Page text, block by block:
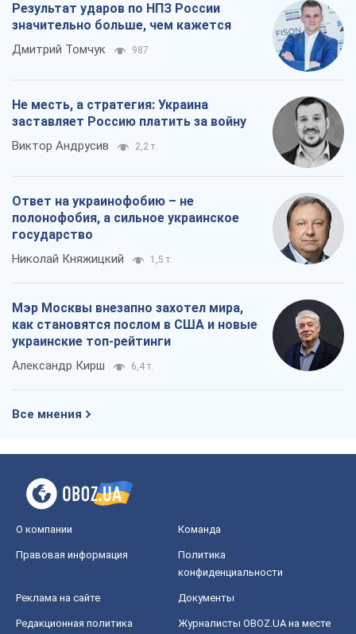
Результат ударов по НПЗ России
значительно больше, чем кажется
Дмитрий Томчук 987
Не месть, а стратегия: Украина
заставляет Россию платить за войну
Виктор Андрусив 2,2 т.
Ответ на украинофобию – не
полонофобия, а сильное украинское
государство
Николай Княжицкий 1,5 т.
Мэр Москвы внезапно захотел мира,
как становятся послом в США и новые
украинские топ-рейтинги
Александр Кирш 6,4 т.
Все мнения
О компании Команда
Правовая информация
Политика
конфиденциальности
Реклама на сайте Документы
Редакционная политика
Журналисты OBOZ.UA на месте